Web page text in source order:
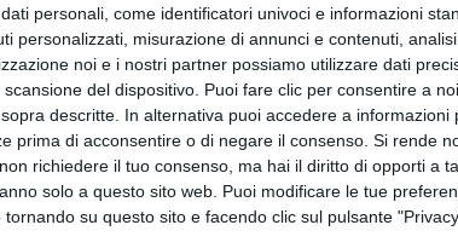
personali, come identificatori univoci e informazioni
personalizzati, misurazione di annunci e contenuti,
noi e i nostri partner possiamo utilizzare dati
scansione del dispositivo. Puoi fare clic per consentire a
descritte. In alternativa puoi accedere a
prima di acconsentire o di negare il consenso. Si rende
richiedere il tuo consenso, ma hai il diritto di opporti a
solo a questo sito web. Puoi modificare le tue
tornando su questo sito e facendo clic sul pulsante
dal lunedì al sabato, escluse le festività, in